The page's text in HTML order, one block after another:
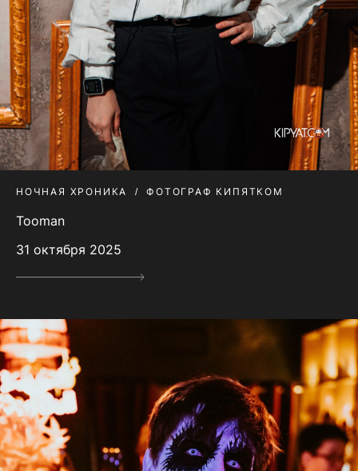
НОЧНАЯ ХРОНИКА ФОТОГРАФ КИПЯТКОМ
Tooman
31 октября 2025